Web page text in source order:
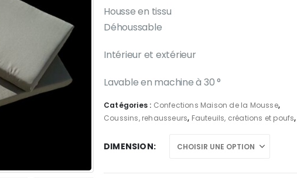
Housse en tissu
Déhoussable
Intérieur et extérieur
Lavable en machine à 30 °
Catégories : Confections Maison de la Mousse,
Coussins, rehausseurs, Fauteuils, créations et poufs,
DIMENSION